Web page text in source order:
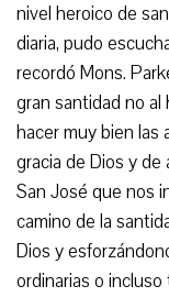
nivel heroico de
diaria, pudo
recordó Mons.
gran santidad no al
hacer muy bien las
gracia de Dios y
San José que nos
camino de la
Dios y
ordinarias o